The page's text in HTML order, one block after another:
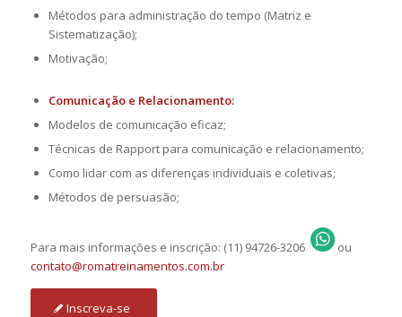
Métodos para administração do tempo (Matriz e
Sistematização);
Motivação;
Comunicação e Relacionamento:
Modelos de comunicação eficaz;
Técnicas de Rapport para comunicação e relacionamento;
Como lidar com as diferenças individuais e coletivas;
Métodos de persuasão;
Para mais informações e inscrição: (11) 94726-3206
ou
contato@romatreinamentos.com.br
Inscreva-se